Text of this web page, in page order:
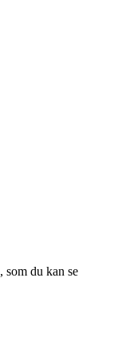
som du kan se